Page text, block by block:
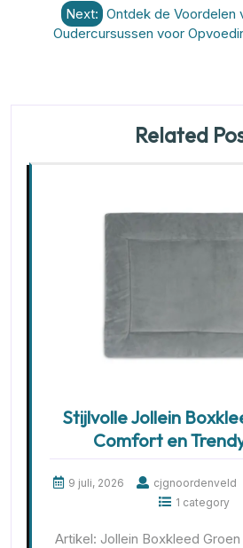
Next: Ontdek de Voordelen
Oudercursussen voor
Related
Stijlvolle Jollein
Comfort en
9 juli, 2026 cjgnoordenveld
1 category
Artikel: Jollein Boxkleed